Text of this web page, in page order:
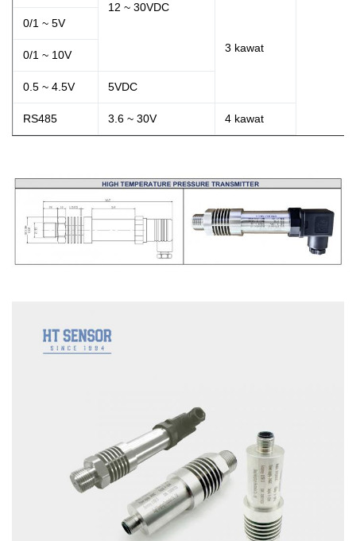
12 ~ 30VDC
3 kawat
0/1 ~ 5V
0/1 ~ 10V
0.5 ~ 4.5V 5VDC
RS485 3.6 ~ 30V 4 kawat